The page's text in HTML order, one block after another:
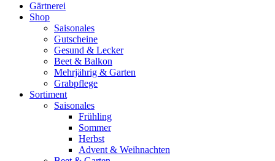
Gärtnerei
Shop
Saisonales
Gutscheine
Gesund & Lecker
Beet & Balkon
Mehrjährig & Garten
Grabpflege
Sortiment
Saisonales
Frühling
Sommer
Herbst
Advent & Weihnachten